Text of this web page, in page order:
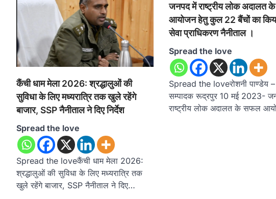
कैंची धाम मेला 2026: श्रद्धालुओं की
सुविधा के लिए मध्यरात्रि तक खुले रहेंगे
बाजार, SSP नैनीताल ने दिए निर्देश
Spread the love
Spread the loveकैंची धाम मेला 2026:
श्रद्धालुओं की सुविधा के लिए मध्यरात्रि तक
खुले रहेंगे बाजार, SSP नैनीताल ने दिए…
जनपद में राष्ट्रीय लोक अदालत
आयोजन हेतु कुल 22 बैंचों का
सेवा प्राधिकरण नैनीताल ।
Spread the love
Spread the loveरोशनी पाण्डेय –
सम्पादक रूद्रपुर 10 मई 2023-
राष्ट्रीय लोक अदालत के सफल